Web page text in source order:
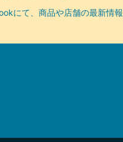
にて、商品や店舗の最新情報